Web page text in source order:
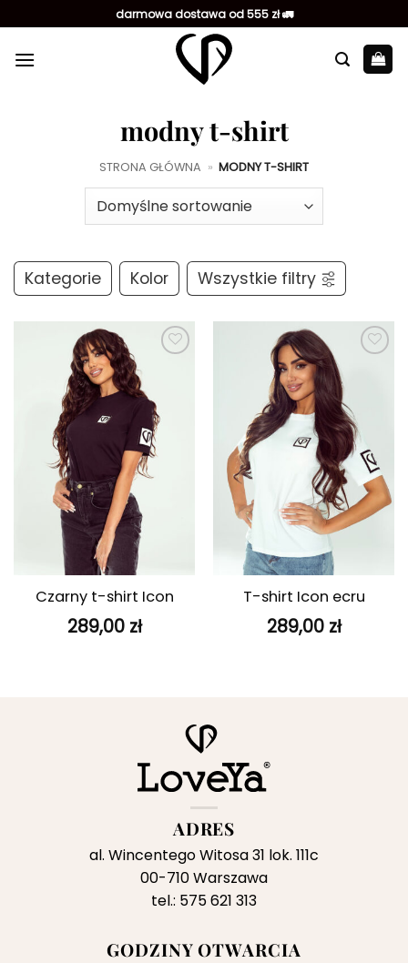
do
zawartości
darmowa dostawa od 555 zł 🚛
modny t-shirt
STRONA GŁÓWNA » MODNY T-SHIRT
Kategorie Kolor Wszystkie filtry
Dodaj do
ulubionych
Czarny t-shirt Icon
289,00 zł
Dodaj do
ulubionych
T-shirt Icon ecru
289,00 zł
ADRES
al. Wincentego Witosa 31 lok. 111c
00-710 Warszawa
tel.: 575 621 313
GODZINY OTWARCIA